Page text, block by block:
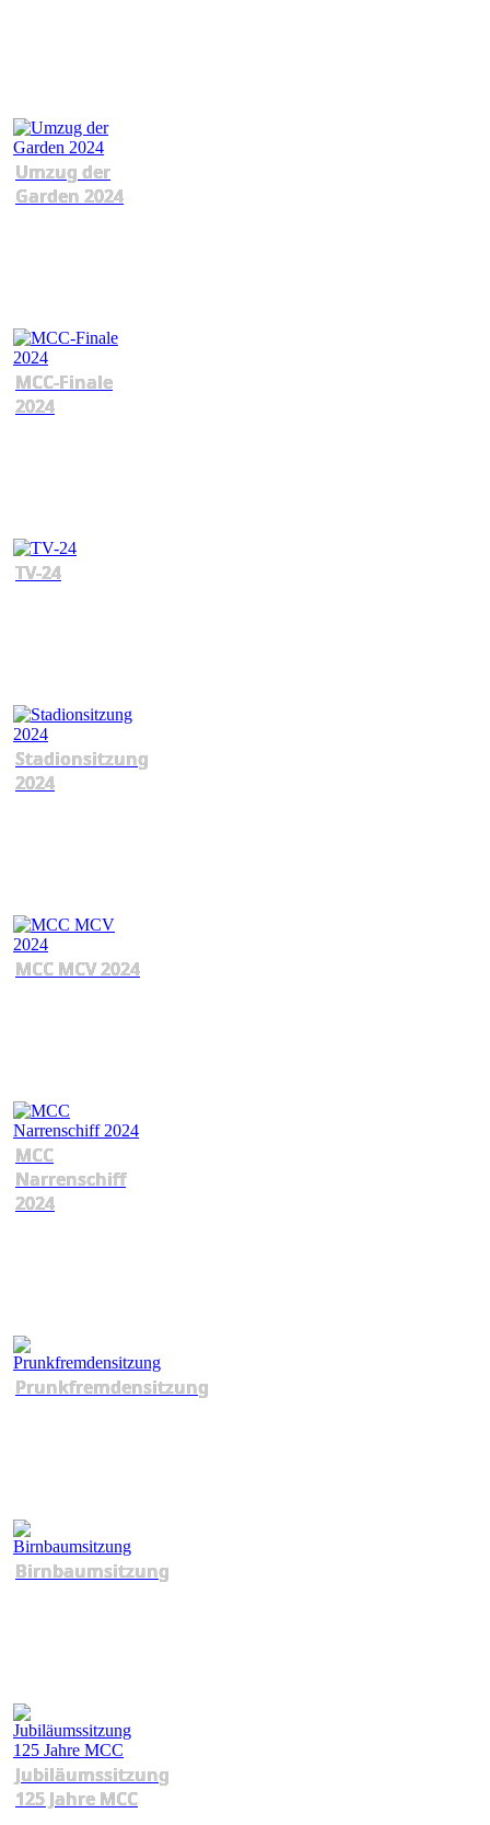
Umzug der
Garden 2024
MCC-Finale
2024
TV-24
Stadionsitzung
2024
MCC MCV 2024
MCC
Narrenschiff
2024
Prunkfremdensitzung
Birnbaumsitzung
Jubiläumssitzung
125 Jahre MCC